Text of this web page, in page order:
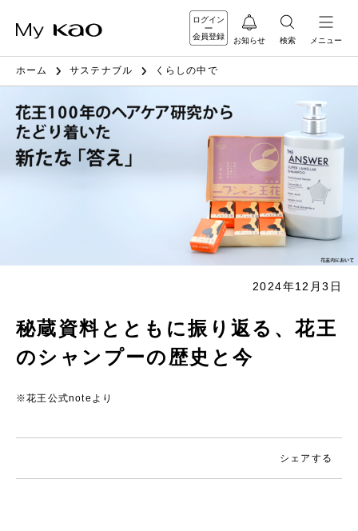
ログイン
会員登録
お知らせ 検索 メニュー
ホーム サステナブル くらしの中で
2024年12月3日
秘蔵資料とともに振り返る、花王
のシャンプーの歴史と今
※花王公式noteより
シェアする